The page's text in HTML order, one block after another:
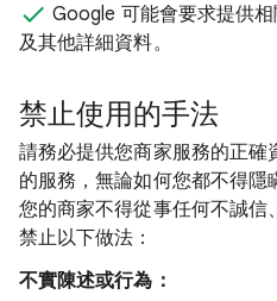
Google 可能會要求提供
及其他詳細資料。
禁止使用的手法
請務必提供您商家服務的正確
的服務，無論如何您都不得隱
您的商家不得從事任何不誠信
禁止以下做法：
不實陳述或行為：